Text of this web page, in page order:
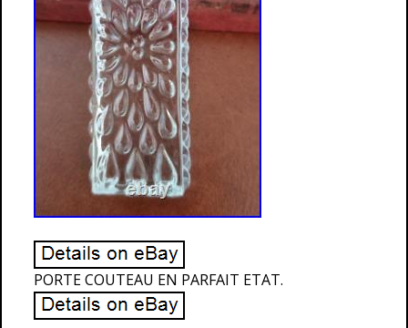
PORTE COUTEAU EN PARFAIT ETAT.